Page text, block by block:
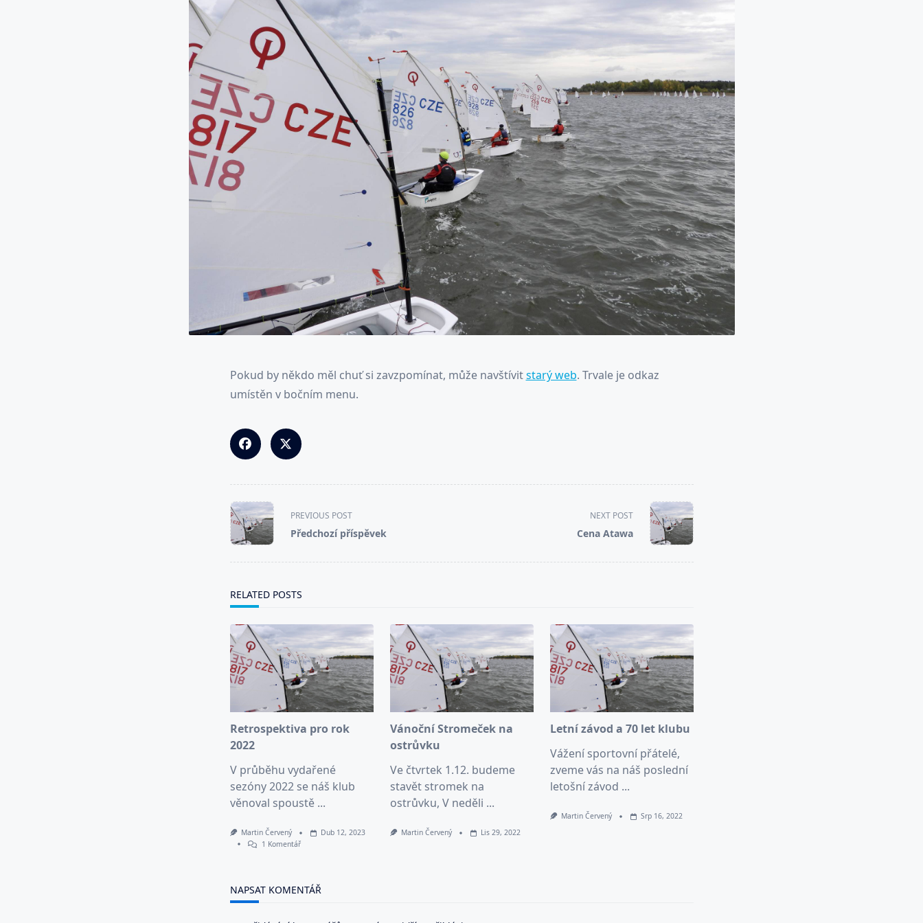
Pokud by někdo měl chuť si zavzpomínat, může navštívitstarý web. Trvale je odkaz
umístěn v bočním menu.
<span
class="nav-
subtitle
screen-
text">Page</span>
PREVIOUS POST
Předchozí příspěvek
NEXT POST
Cena Atawa
RELATED POSTS
Retrospektiva pro rok
2022
V průběhu vydařené
sezóny 2022 se náš klub
věnoval spoustě ...
Martin Červený
Dub 12, 2023
1 KomentářU
Retrospektiva
Pro
Vánoční Stromeček na
ostrůvku
Ve čtvrtek 1.12. budeme
stavět stromek na
ostrůvku, V neděli ...
Martin Červený Lis 29, 2022
Letní závod a 70 let klubu
Vážení sportovní přátelé,
zveme vás na náš poslední
letošní závod ...
Martin Červený Srp 16, 2022
NAPSAT KOMENTÁŘ